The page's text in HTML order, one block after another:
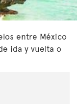
entre México
ida y vuelta o